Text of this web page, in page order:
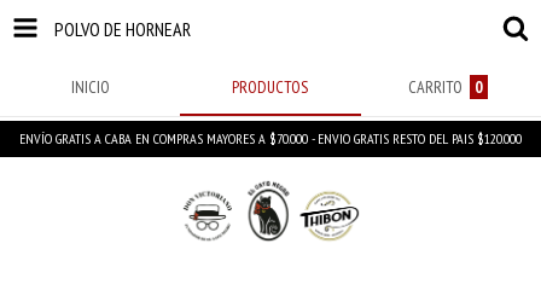
POLVO DE HORNEAR
INICIO PRODUCTOS CARRITO 0
ENVÍO GRATIS A CABA EN COMPRAS MAYORES A $70.000 - ENVIO GRATIS RESTO DEL PAIS $120.000